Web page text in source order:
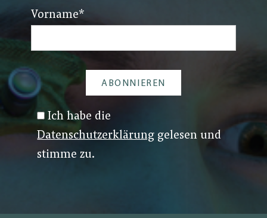
Vorname*
Ich habe die
Datenschutzerklärung gelesen und
stimme zu.